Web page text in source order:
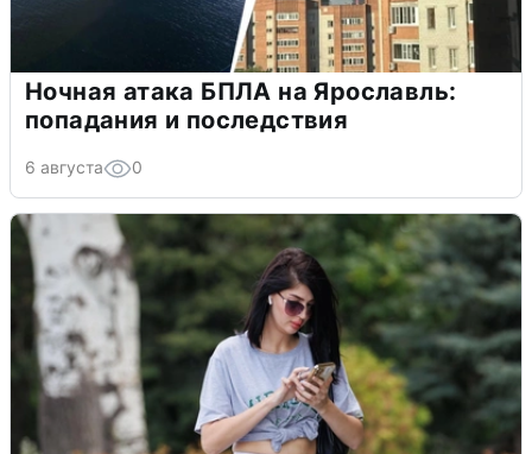
Ночная атака БПЛА на Ярославль:
попадания и последствия
6 августа 0